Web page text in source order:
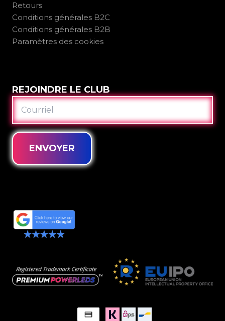
Retours
Conditions générales B2C
Conditions générales B2B
Paramètres des cookies
REJOINDRE LE CLUB
COURRIEL
ENVOYER